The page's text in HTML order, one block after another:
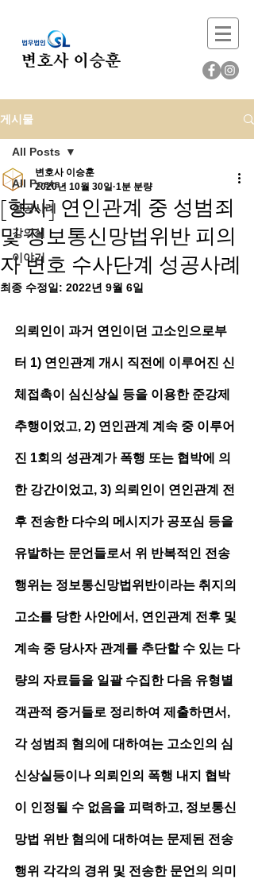
게시물
All Posts
성공사례
강의실
이야기
All Posts
[형사] 연인관계 중 성범죄
및 정보통신망법위반 피의
자 변호 수사단계 성공사례
변호사 이승훈
2020년 10월 30일 1분 분량
최종 수정일: 2022년 9월 6일
의뢰인이 과거 연인이던 고소인으로부
터 1) 연인관계 개시 직전에 이루어진 신
체접촉이 심신상실 등을 이용한 준강제
추행이었고, 2) 연인관계 계속 중 이루어
진 1회의 성관계가 폭행 또는 협박에 의
한 강간이었고, 3) 의뢰인이 연인관계 전
후 전송한 다수의 메시지가 공포심 등을
유발하는 문언들로서 위 반복적인 전송
행위는 정보통신망법위반이라는 취지의
고소를 당한 사안에서, 연인관계 전후 및
계속 중 당사자 관계를 추단할 수 있는 다
량의 자료들을 일괄 수집한 다음 유형별
객관적 증거들로 정리하여 제출하면서,
각 성범죄 혐의에 대하여는 고소인의 심
신상실등이나 의뢰인의 폭행 내지 협박
이 인정될 수 없음을 피력하고, 정보통신
망법 위반 혐의에 대하여는 문제된 전송
행위 각각의 경위 및 전송한 문언의 의미